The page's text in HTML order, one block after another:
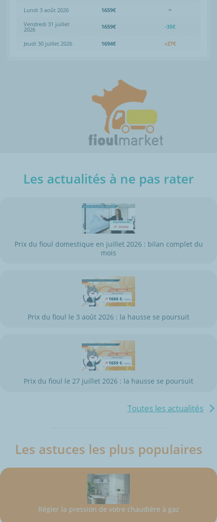
Lundi 3 août 2026
1659€
=
Vendredi 31 juillet
2026 1659€ -35€
Jeudi 30 juillet 2026 1694€ +27€
Les actualités à ne pas rater
Prix du fioul domestique en juillet 2026 : bilan complet du
mois
Prix du fioul le 3 août 2026 : la hausse se poursuit
Prix du fioul le 27 juillet 2026 : la hausse se poursuit
Toutes les actualités
Les astuces les plus populaires
Régler la pression de votre chaudière à gaz